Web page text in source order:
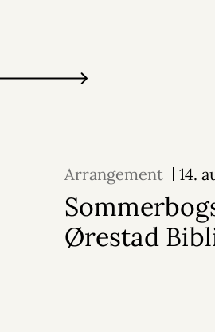
Arrangement 14.
Ørestad